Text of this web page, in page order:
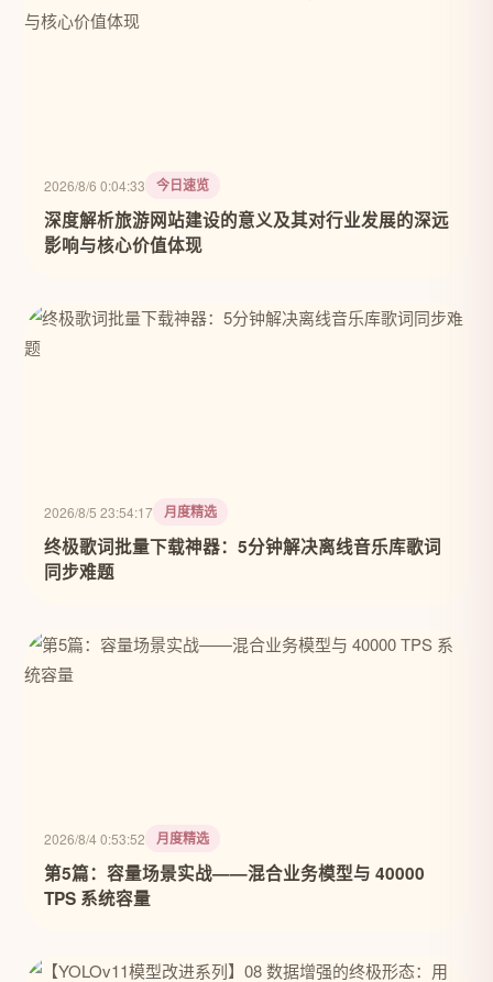
2026/8/6 0:04:33 今日速览
深度解析旅游网站建设的意义及其对行业发展的深远
影响与核心价值体现
2026/8/5 23:54:17 月度精选
终极歌词批量下载神器：5分钟解决离线音乐库歌词
同步难题
2026/8/4 0:53:52 月度精选
第5篇：容量场景实战——混合业务模型与 40000
TPS 系统容量